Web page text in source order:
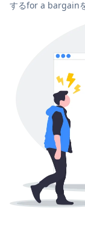
するfor a bargain